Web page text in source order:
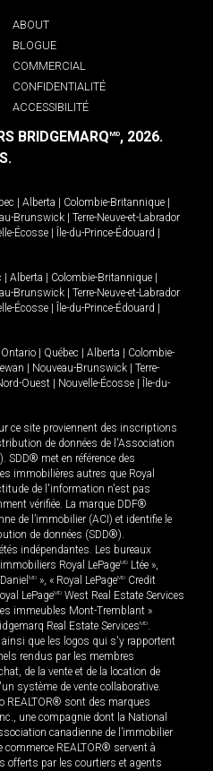
ABOUT
BLOGUE
COMMERCIAL
CONFIDENTIALITÉ
ACCESSIBILITÉ
BRIDGEMARQMD, 2026.
Alberta Colombie-Britannique
Brunswick
Terre-Neuve-et-Labrador
Écosse Île-du-Prince-Édouard
Alberta Colombie-Britannique
Brunswick
Terre-Neuve-et-Labrador
Écosse Île-du-Prince-Édouard
Ontario Québec Alberta
Colombie-
Nouveau-Brunswick
Terre-
Ouest Nouvelle-Écosse
Île-du-
ce site proviennent des inscriptions
de données de l'Association
SDD® met en référence des
immobilières autres que Royal
de l'information n'est pas
vérifiée. La marque DDF®
de l’immobilier (ACI) et identifie le
de données (SDD®).
indépendantes. Les bureaux
Royal LePageMD Ltée »,
MD », « Royal LePageMD Credit
LePageMD West Real Estate Services
immeubles Mont-Tremblant »
Real Estate ServicesMD.
que les logos qui s'y rapportent
rendus par les membres
de la vente et de la location de
système de vente collaborative.
REALTOR® sont des marques
une compagnie dont la National
canadienne de l’immobilier
REALTOR® servent à
offerts par les courtiers et agents